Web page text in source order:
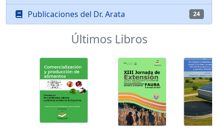
Publicaciones del Dr. Arata 24
Últimos Libros